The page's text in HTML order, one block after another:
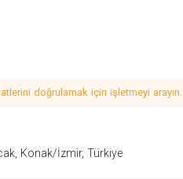
doğrulamak için işletmeyi arayın.
Konak/İzmir, Türkiye